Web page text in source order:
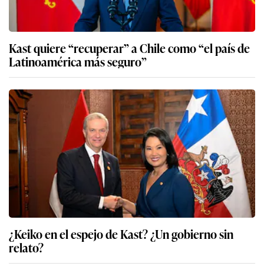
Kast quiere “recuperar” a Chile como “el país de
Latinoamérica más seguro”
¿Keiko en el espejo de Kast? ¿Un gobierno sin
relato?